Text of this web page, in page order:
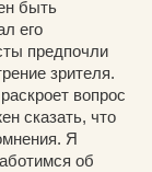
быть
его
предпочли
зрителя.
вопрос
сказать, что
Я
об